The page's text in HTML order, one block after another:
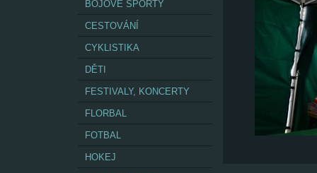
BOJOVÉ SPORTY
CESTOVÁNÍ
CYKLISTIKA
DĚTI
FESTIVALY, KONCERTY
FLORBAL
FOTBAL
HOKEJ